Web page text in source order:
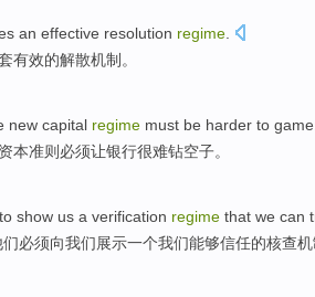
an effective resolution regime
有效的解散机制 。
new capital regime must be harder to game.
资本准则 必须让银行很难钻空子。
show us a verification regime that we can
必须向我们展示一个我们能够信任的核查